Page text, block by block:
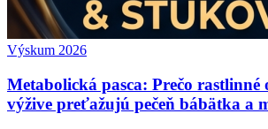
Výskum 2026
Metabolická pasca: Prečo rastlinné
výžive preťažujú pečeň bábätka a